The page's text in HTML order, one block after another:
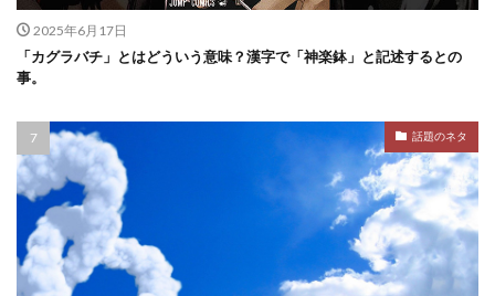
2025年6月17日
「カグラバチ」とはどういう意味？漢字で「神楽鉢」と記述するとの
事。
話題のネタ